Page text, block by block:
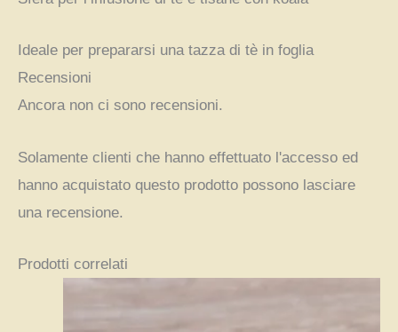
Ideale per prepararsi una tazza di tè in foglia
Recensioni
Ancora non ci sono recensioni.
Solamente clienti che hanno effettuato l'accesso ed
hanno acquistato questo prodotto possono lasciare
una recensione.
Prodotti correlati